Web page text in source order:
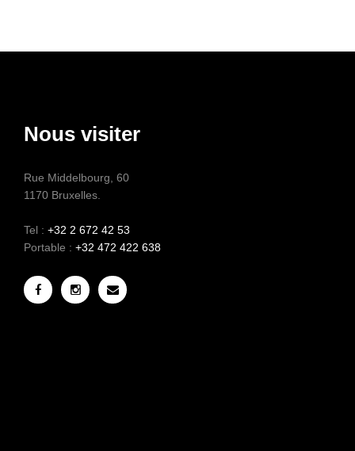
Nous visiter
Rue Middelbourg, 60
1170 Bruxelles.
Tel :+32 2 672 42 53
Portable :+32 472 422 638